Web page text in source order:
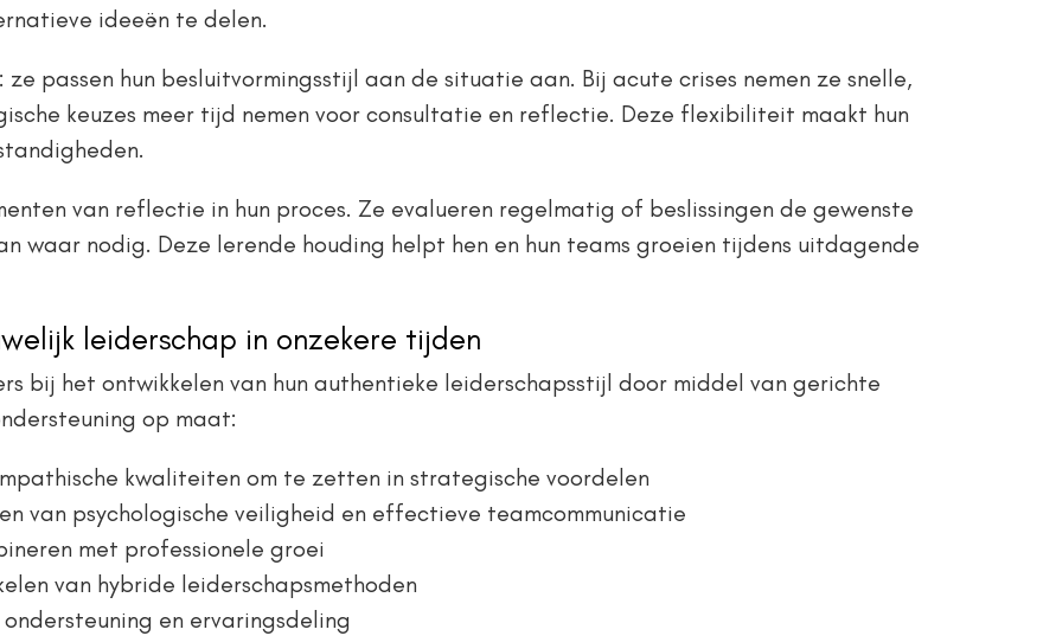
ideeën te delen.
passen hun besluitvormingsstijl aan de situatie aan. Bij acute crises nemen ze snelle,
keuzes meer tijd nemen voor consultatie en reflectie. Deze flexibiliteit maakt hun
van reflectie in hun proces. Ze evalueren regelmatig of beslissingen de gewenste
waar nodig. Deze lerende houding helpt hen en hun teams groeien tijdens uitdagende
leiderschap in onzekere tijden
bij het ontwikkelen van hun authentieke leiderschapsstijl door middel van gerichte
op maat:
kwaliteiten om te zetten in strategische voordelen
van psychologische veiligheid en effectieve teamcommunicatie
met professionele groei
van hybride leiderschapsmethoden
en ervaringsdeling